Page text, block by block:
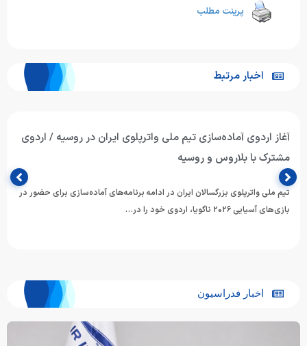
پرینت مطلب
اخبار مرتبط
تیم ملی واترپلوی جوانان ایران با برتری برابر ازبکستان پنجم آسیا
شد
تیم ملی واترپلوی جوانان ایران در آخرین دیدار خود از دوازدهمین دوره
مسابقات قهرمانی رده‌های سنی ورزش‌های آبی آسیا، با…
اخبار فدراسیون